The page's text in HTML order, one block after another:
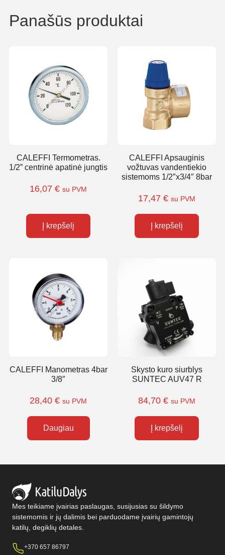
Panašūs produktai
CALEFFI Termometras.
1/2” centrinė apatinė jungtis
16,07 € su PVM
Į krepšelį
CALEFFI Apsauginis
vožtuvas vandentiekio
sistemoms 1/2″x3/4″ 8bar
17,47 € su PVM
Į krepšelį
CALEFFI Manometras 4bar
3/8″
28,40 € su PVM
Daugiau
Skysto kuro siurblys
SUNTEC AUV47 R
84,70 € su PVM
Į krepšelį
Mes teikiame įvairias paslaugas, susijusias su šildymo
sistemomis ir jų dalimis bei parduodame įvairių gamintojų
katilų, degiklių detales.
+370 657 86797